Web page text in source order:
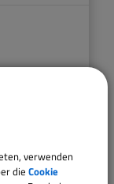
verwenden
die Cookie